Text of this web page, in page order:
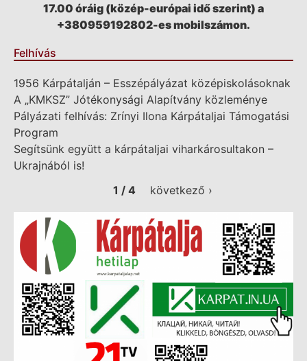
17.00 óráig (közép-európai idő szerint) a
+380959192802-es mobilszámon.
Felhívás
1956 Kárpátalján – Esszépályázat középiskolásoknak
A „KMKSZ” Jótékonysági Alapítvány közleménye
Pályázati felhívás: Zrínyi Ilona Kárpátaljai Támogatási
Program
Segítsünk együtt a kárpátaljai viharkárosultakon –
Ukrajnából is!
1 / 4
következő ›